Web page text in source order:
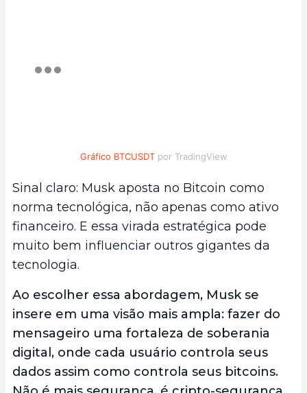
Gráfico BTCUSDTpor TradingView
Sinal claro: Musk aposta no Bitcoin como
norma tecnológica, não apenas como ativo
financeiro. E essa virada estratégica pode
muito bem influenciar outros gigantes da
tecnologia.
Ao escolher essa abordagem, Musk se
insere em uma visão mais ampla: fazer do
mensageiro uma fortaleza de soberania
digital, onde cada usuário controla seus
dados assim como controla seus bitcoins.